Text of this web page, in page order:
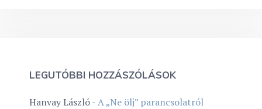
LEGUTÓBBI HOZZÁSZÓLÁSOK
Hanvay László-A „Ne ölj” parancsolatról